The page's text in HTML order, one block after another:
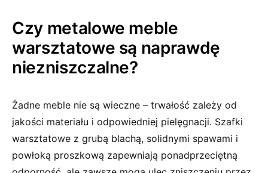
Czy metalowe meble
warsztatowe są naprawdę
niezniszczalne?
Żadne meble nie są wieczne – trwałość zależy od
jakości materiału i odpowiedniej pielęgnacji. Szafki
warsztatowe z grubą blachą, solidnymi spawami i
powłoką proszkową zapewniają ponadprzeciętną